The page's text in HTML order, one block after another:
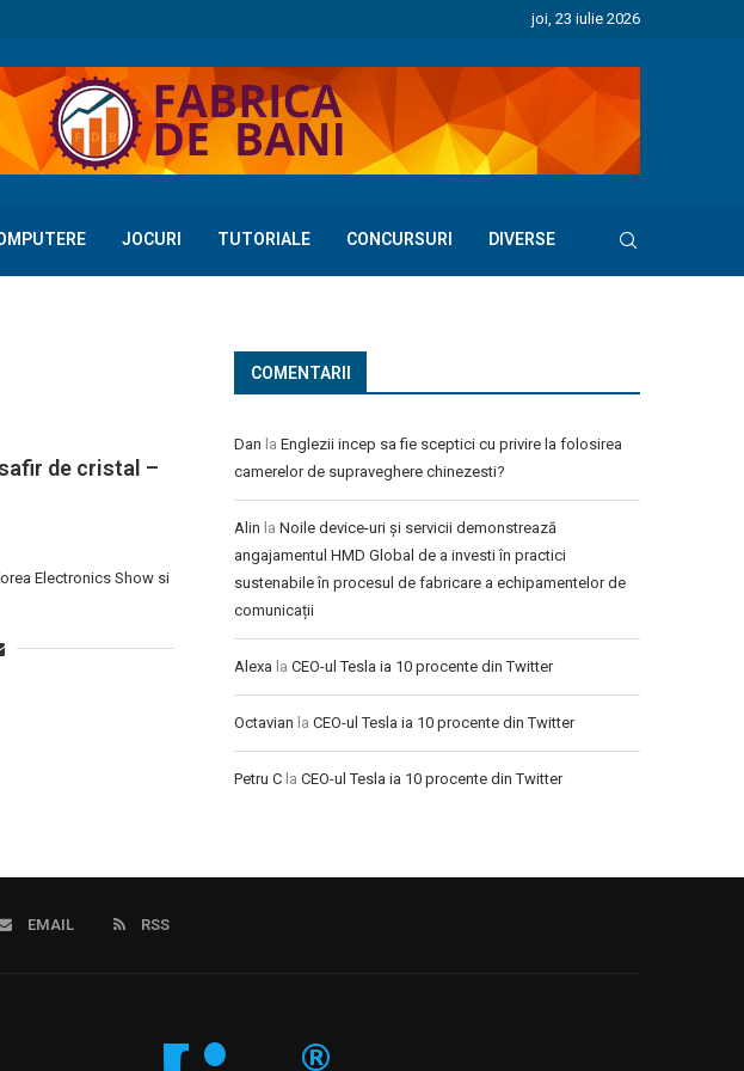
joi, 23 iulie 2026
JOCURI TUTORIALE CONCURSURI DIVERSE
de cristal –
Electronics Show si
COMENTARII
Dan la Englezii incep sa fie sceptici cu privire la folosirea
camerelor de supraveghere chinezesti?
Alin la Noile device-uri și servicii demonstrează
angajamentul HMD Global de a investi în practici
sustenabile în procesul de fabricare a echipamentelor de
comunicații
Alexa la CEO-ul Tesla ia 10 procente din Twitter
Octavian la CEO-ul Tesla ia 10 procente din Twitter
Petru C la CEO-ul Tesla ia 10 procente din Twitter
EMAIL RSS